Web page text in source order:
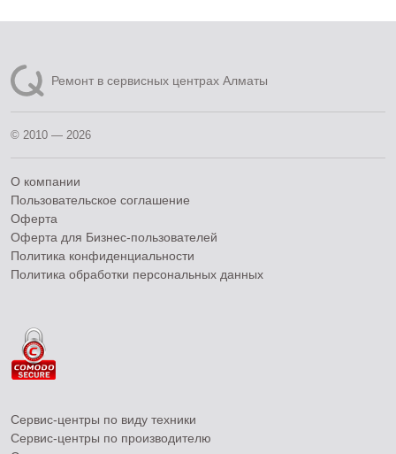
Ремонт в сервисных центрах Алматы
© 2010 — 2026
О компании
Пользовательское соглашение
Оферта
Оферта для Бизнес-пользователей
Политика конфиденциальности
Политика обработки персональных данных
Сервис-центры по виду техники
Сервис-центры по производителю